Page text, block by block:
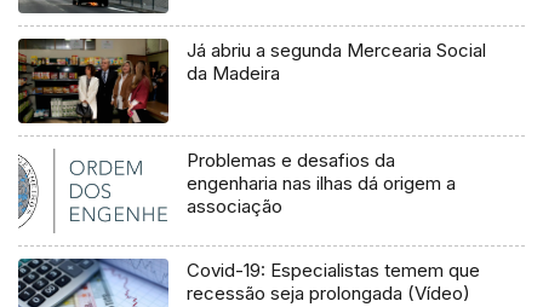
Já abriu a segunda Mercearia Social
da Madeira
Problemas e desafios da
engenharia nas ilhas dá origem a
associação
Covid-19: Especialistas temem que
recessão seja prolongada (Vídeo)